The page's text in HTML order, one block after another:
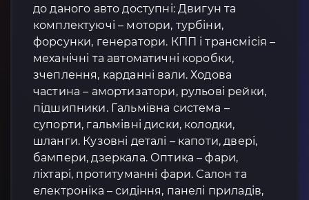
до даного авто доступні: Двигун та
комплектуючі – мотори, турбіни,
форсунки, генератори. КПП і трансмісія –
механічні та автоматичні коробки,
зчеплення, карданні вали. Ходова
частина – амортизатори, рульові рейки,
підшипники. Гальмівна система –
супорти, гальмівні диски, колодки,
шланги. Кузовні деталі – капоти, двері,
бампери, дзеркала. Оптика – фари,
ліхтарі, протитуманні фари. Салон та
електроніка – сидіння, панелі приладів,